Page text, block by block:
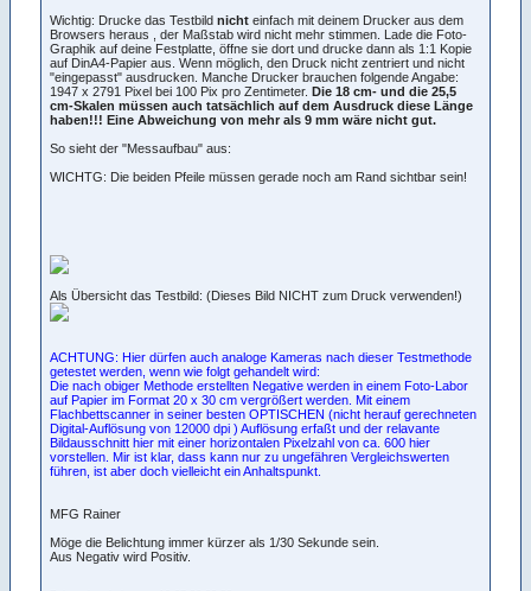
Wichtig: Drucke das Testbild nicht einfach mit deinem Drucker aus dem
Browsers heraus , der Maßstab wird nicht mehr stimmen. Lade die Foto-
Graphik auf deine Festplatte, öffne sie dort und drucke dann als 1:1 Kopie
auf DinA4-Papier aus. Wenn möglich, den Druck nicht zentriert und nicht
"eingepasst" ausdrucken. Manche Drucker brauchen folgende Angabe:
1947 x 2791 Pixel bei 100 Pix pro Zentimeter. Die 18 cm- und die 25,5
cm-Skalen müssen auch tatsächlich auf dem Ausdruck diese Länge
haben!!! Eine Abweichung von mehr als 9 mm wäre nicht gut.
So sieht der "Messaufbau" aus:
WICHTG: Die beiden Pfeile müssen gerade noch am Rand sichtbar sein!
Als Übersicht das Testbild: (Dieses Bild NICHT zum Druck verwenden!)
ACHTUNG: Hier dürfen auch analoge Kameras nach dieser Testmethode
getestet werden, wenn wie folgt gehandelt wird:
Die nach obiger Methode erstellten Negative werden in einem Foto-Labor
auf Papier im Format 20 x 30 cm vergrößert werden. Mit einem
Flachbettscanner in seiner besten OPTISCHEN (nicht herauf gerechneten
Digital-Auflösung von 12000 dpi ) Auflösung erfaßt und der relavante
Bildausschnitt hier mit einer horizontalen Pixelzahl von ca. 600 hier
vorstellen. Mir ist klar, dass kann nur zu ungefähren Vergleichswerten
führen, ist aber doch vielleicht ein Anhaltspunkt.
MFG Rainer
Möge die Belichtung immer kürzer als 1/30 Sekunde sein.
Aus Negativ wird Positiv.